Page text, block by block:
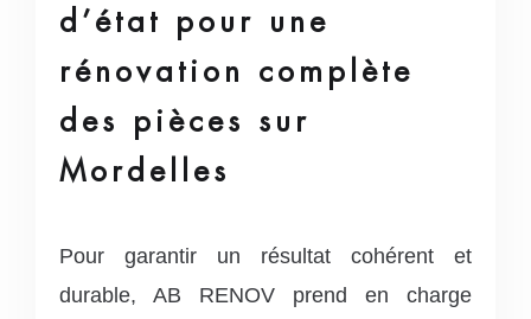
d’état pour une
rénovation complète
des pièces sur
Mordelles
Pour garantir un résultat cohérent et
durable, AB RENOV prend en charge